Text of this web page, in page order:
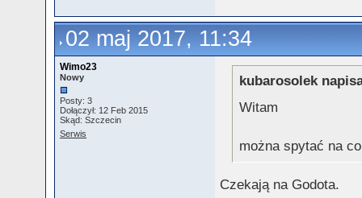
02 maj 2017, 11:34
Wimo23
Nowy
Posty: 3
Dołączył: 12 Feb 2015
Skąd: Szczecin
Serwis
kubarosolek
Witam
można spytać na
Czekają na Godota.